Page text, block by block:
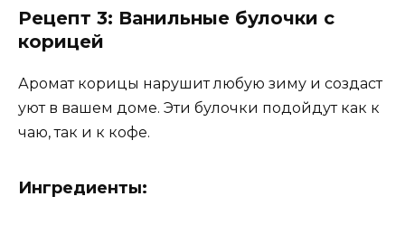
Рецепт 3: Ванильные булочки с
корицей
Аромат корицы нарушит любую зиму и создаст
уют в вашем доме. Эти булочки подойдут как к
чаю, так и к кофе.
Ингредиенты: